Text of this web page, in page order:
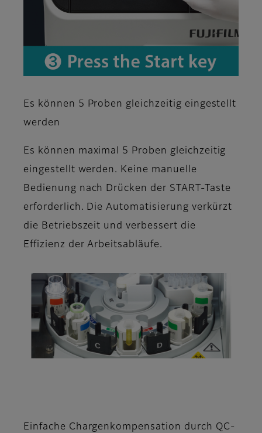
Es können 5 Proben gleichzeitig eingestellt
werden
Es können maximal 5 Proben gleichzeitig
eingestellt werden. Keine manuelle
Bedienung nach Drücken der START-Taste
erforderlich. Die Automatisierung verkürzt
die Betriebszeit und verbessert die
Effizienz der Arbeitsabläufe.
Einfache Chargenkompensation durch QC-